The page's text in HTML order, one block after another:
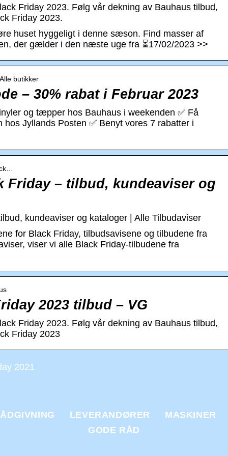
Friday 2023. Følg vår dekning av Bauhaus tilbud,
Friday 2023.
huset hyggeligt i denne sæson. Find masser af
der gælder i den næste uge fra ⏳17/02/2023 >>
butikker
– 30% rabat i Februar 2023
og tæpper hos Bauhaus i weekenden ✅ Få
Jyllands Posten ✅ Benyt vores 7 rabatter i
Friday – tilbud, kundeaviser og
kundeaviser og kataloger | Alle Tilbudaviser
for Black Friday, tilbudsavisene og tilbudene fra
viser vi alle Black Friday-tilbudene fra
2023 tilbud – VG
Friday 2023. Følg vår dekning av Bauhaus tilbud,
Friday 2023
2021
LEVERANDØRER
MASKINER
GODE RÅD